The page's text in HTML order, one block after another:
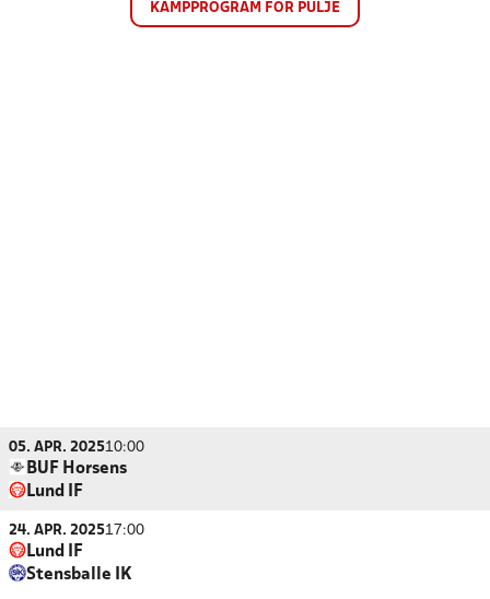
KAMPPROGRAM FOR PULJE
05. APR. 202510:00
BUF Horsens
Lund IF
24. APR. 202517:00
Lund IF
Stensballe IK